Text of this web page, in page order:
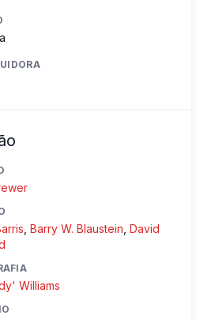
Barry W. Blaustein David
Williams